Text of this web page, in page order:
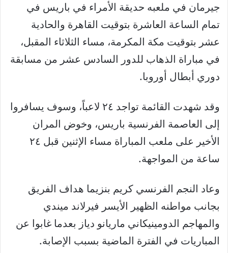
جيرمان في ملعبه حديقة الأمراء في باريس في
تمام الساعة العاشرة بتوقيت القاهرة والحادية
عشر بتوقيت مكة المكرمة، مساء الثلاثاء المقبل،
في مباراة الذهاب للدور السادس عشر من مسابقة
دوري أبطال أوروبا.
وقد شهدت القائمة تواجد ٢٤ لاعباً، وسوف يسافروا
إلى العاصمة الفرنسية باريس، وخوض المران
الأخير على ملعب المباراة مساء الإثنين قبل ٢٤
ساعة من المواجهة.
وعاد النجم الفرنسي كريم بنزيما هداف الفريق
بجانب مواطنه الظهير الأيسر فيرلاند ميندي
والمهاجم الدومينيكاني ماريانو دياز بعدما غابوا عن
المباريات في الفترة الماضية بسبب الإصابة.